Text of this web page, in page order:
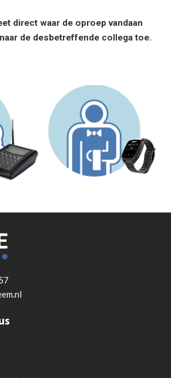
direct waar de oproep vandaan
de desbetreffende collega toe.